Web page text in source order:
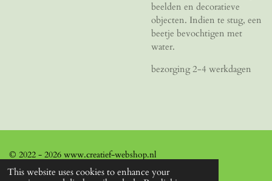
This website uses cookies to enhance your
beelden en decoratieve
objecten. Indien te stug, een
beetje bevochtigen met
water.
bezorging 2-4 werkdagen
© 2022 - 2026 www.creatief-webshop.nl